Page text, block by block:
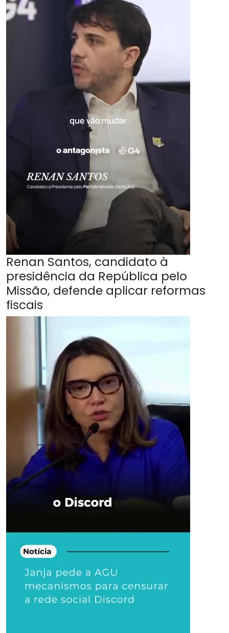
Renan Santos, candidato à
presidência da República pelo
Missão, defende aplicar reformas
fiscais